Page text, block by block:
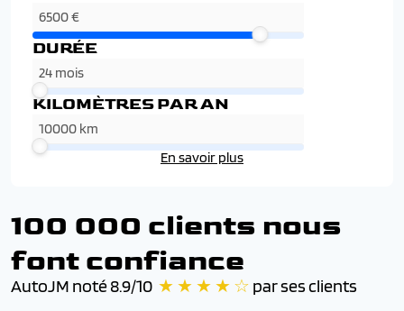
DURÉE
KILOMÈTRES PAR AN
En savoir plus
100 000 clients nous
font confiance
AutoJM noté 8.9/10 ★ ★ ★ ★ ☆ par ses clients